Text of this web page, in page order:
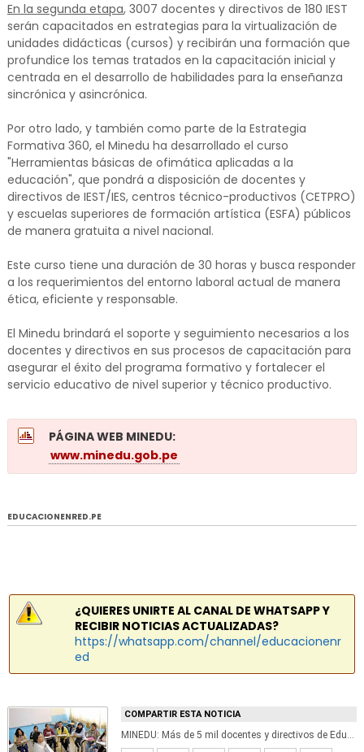
En la segunda etapa, 3007 docentes y directivos de 180 IEST
serán capacitados en estrategias para la virtualización de
unidades didácticas (cursos) y recibirán una formación que
profundice los temas tratados en la capacitación inicial y
centrada en el desarrollo de habilidades para la enseñanza
sincrónica y asincrónica.
Por otro lado, y también como parte de la Estrategia
Formativa 360, el Minedu ha desarrollado el curso
"Herramientas básicas de ofimática aplicadas a la
educación", que pondrá a disposición de docentes y
directivos de IEST/IES, centros técnico-productivos (CETPRO)
y escuelas superiores de formación artística (ESFA) públicos
de manera gratuita a nivel nacional.
Este curso tiene una duración de 30 horas y busca responder
a los requerimientos del entorno laboral actual de manera
ética, eficiente y responsable.
El Minedu brindará el soporte y seguimiento necesarios a los
docentes y directivos en sus procesos de capacitación para
asegurar el éxito del programa formativo y fortalecer el
servicio educativo de nivel superior y técnico productivo.
PÁGINA WEB MINEDU:
www.minedu.gob.pe
EDUCACIONENRED.PE
¿QUIERES UNIRTE AL CANAL DE WHATSAPP Y
RECIBIR NOTICIAS ACTUALIZADAS?
https://whatsapp.com/channel/educacionenr
ed
COMPARTIR ESTA NOTICIA
MINEDU: Más de 5 mil docentes y directivos de Educación Superior Tecnológica serán capacitados por el Ministerio de Educación